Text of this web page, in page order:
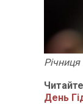
День